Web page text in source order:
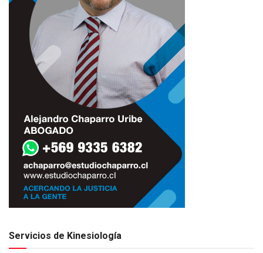
Servicios de Kinesiología